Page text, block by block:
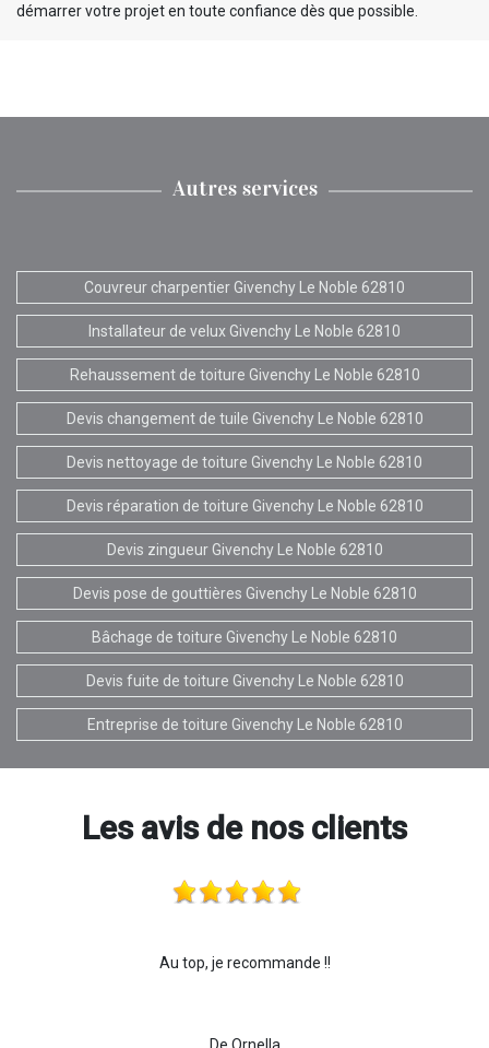
démarrer votre projet en toute confiance dès que possible.
Autres services
Couvreur charpentier Givenchy Le Noble 62810
Installateur de velux Givenchy Le Noble 62810
Rehaussement de toiture Givenchy Le Noble 62810
Devis changement de tuile Givenchy Le Noble 62810
Devis nettoyage de toiture Givenchy Le Noble 62810
Devis réparation de toiture Givenchy Le Noble 62810
Devis zingueur Givenchy Le Noble 62810
Devis pose de gouttières Givenchy Le Noble 62810
Bâchage de toiture Givenchy Le Noble 62810
Devis fuite de toiture Givenchy Le Noble 62810
Entreprise de toiture Givenchy Le Noble 62810
Les avis de nos clients
Au top, je recommande !!